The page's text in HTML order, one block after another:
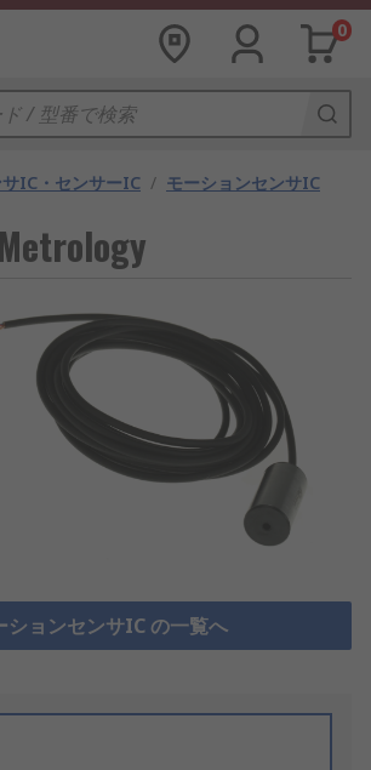
0
IC・センサーIC / モーションセンサIC
ションセンサIC の一覧へ